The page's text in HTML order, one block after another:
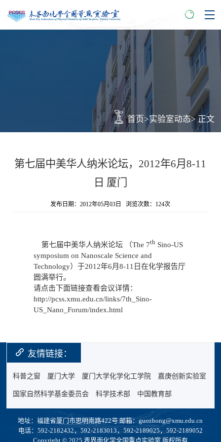
首页>实验室动态> 正文
第七届中美华人纳米论坛，2012年6月8-11
日 厦门
发布日期：2012年05月03日 浏览次数： 124次
第七届中美华人纳米论坛 （The 7th Sino-US
symposium on Nanoscale Science and
Technology）于2012年6月8-11日在化学报告厅
圆满举行。
请点击下面链接查看会议详情：
http://pcss.xmu.edu.cn/links/7th_Sino-
US_Nano_Forum/index.html
友情链接：
科普之窗 厦门大学 厦门大学化学化工学院 嘉庚创新实验室
国家自然科学基金委员会 科学技术部 中国教育部
地址：福建省厦门市思明南路422号 邮箱：guozhong@xmu.edu.cn
电话：592-2182432，592-2183013，592-2189025，592-2189052
Copyright © 2025 表界面化学全国重点实验室 版权所有